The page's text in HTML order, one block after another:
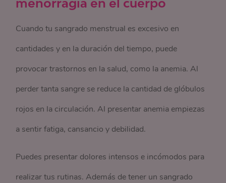
Cuando tu sangrado menstrual es excesivo en
cantidades y en la duración del tiempo, puede
provocar trastornos en la salud, como la anemia. Al
perder tanta sangre se reduce la cantidad de glóbulos
rojos en la circulación. Al presentar anemia empiezas
a sentir fatiga, cansancio y debilidad.
Puedes presentar dolores intensos e incómodos para
realizar tus rutinas. Además de tener un sangrado